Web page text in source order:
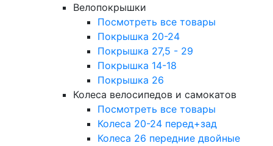
Велопокрышки
Посмотреть все товары
Покрышка 20-24
Покрышка 27,5 - 29
Покрышка 14-18
Покрышка 26
Колеса велосипедов и самокатов
Посмотреть все товары
Колеса 20-24 перед+зад
Колеса 26 передние двойные